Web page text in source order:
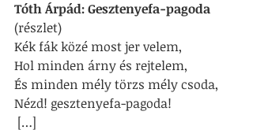
Tóth Árpád: Gesztenyefa-pagoda
(részlet)
Kék fák közé most jer velem,
Hol minden árny és rejtelem,
És minden mély törzs mély csoda,
Nézd! gesztenyefa-pagoda!
[…]